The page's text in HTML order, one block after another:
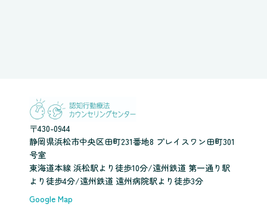
〒430-0944
静岡県浜松市中央区田町231番地8 プレイスワン田町301
号室
東海道本線 浜松駅より徒歩10分/遠州鉄道 第一通り駅
より徒歩4分/遠州鉄道 遠州病院駅より徒歩3分
Google Map